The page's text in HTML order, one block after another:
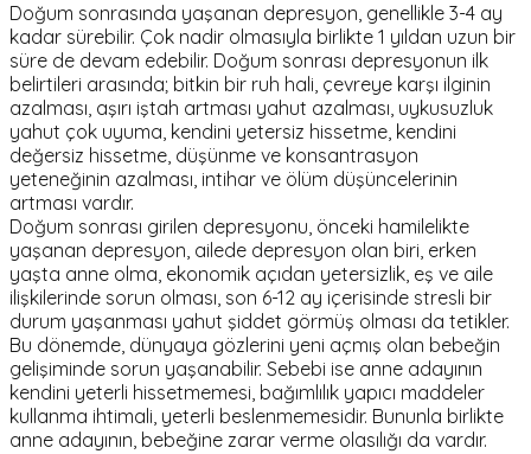
Doğum sonrasında yaşanan depresyon, genellikle 3-4 ay
kadar sürebilir. Çok nadir olmasıyla birlikte 1 yıldan uzun bir
süre de devam edebilir. Doğum sonrası depresyonun ilk
belirtileri arasında; bitkin bir ruh hali, çevreye karşı ilginin
azalması, aşırı iştah artması yahut azalması, uykusuzluk
yahut çok uyuma, kendini yetersiz hissetme, kendini
değersiz hissetme, düşünme ve konsantrasyon
yeteneğinin azalması, intihar ve ölüm düşüncelerinin
artması vardır.
Doğum sonrası girilen depresyonu, önceki hamilelikte
yaşanan depresyon, ailede depresyon olan biri, erken
yaşta anne olma, ekonomik açıdan yetersizlik, eş ve aile
ilişkilerinde sorun olması, son 6-12 ay içerisinde stresli bir
durum yaşanması yahut şiddet görmüş olması da tetikler.
Bu dönemde, dünyaya gözlerini yeni açmış olan bebeğin
gelişiminde sorun yaşanabilir. Sebebi ise anne adayının
kendini yeterli hissetmemesi, bağımlılık yapıcı maddeler
kullanma ihtimali, yeterli beslenmemesidir. Bununla birlikte
anne adayının, bebeğine zarar verme olasılığı da vardır.